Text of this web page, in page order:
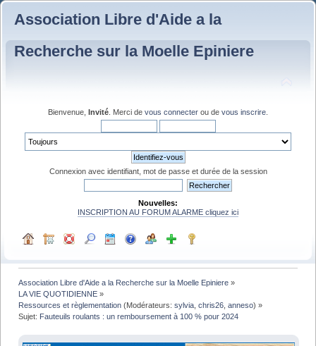
Association Libre d'Aide a la
Recherche sur la Moelle Epiniere
Bienvenue, Invité . Merci de vous connecter ou de vous inscrire
Connexion avec identifiant, mot de passe et durée de la session
Nouvelles:
INSCRIPTION AU FORUM ALARME cliquez ici
Association Libre d'Aide a la Recherche sur la Moelle Epiniere »
LA VIE QUOTIDIENNE »
Ressources et règlementation (Modérateurs:sylvia ,chris26 ,anneso) »
Sujet: Fauteuils roulants : un remboursement à 100 % pour 2024